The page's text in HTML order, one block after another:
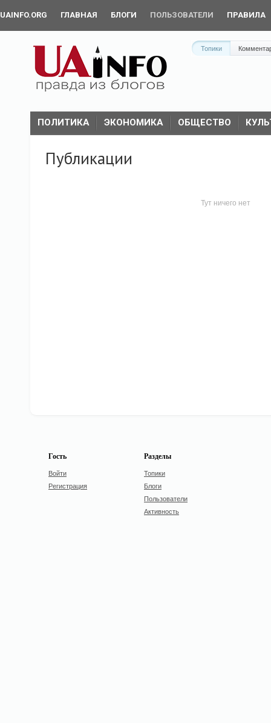
UAINFO.ORG ГЛАВНАЯ БЛОГИ ПОЛЬЗОВАТЕЛИ ПРАВИЛА
Топики
ПОЛИТИКА ЭКОНОМИКА ОБЩЕСТВО
Публикации
Тут ничего нет
Гость
Войти
Регистрация
Разделы
Топики
Блоги
Пользователи
Активность